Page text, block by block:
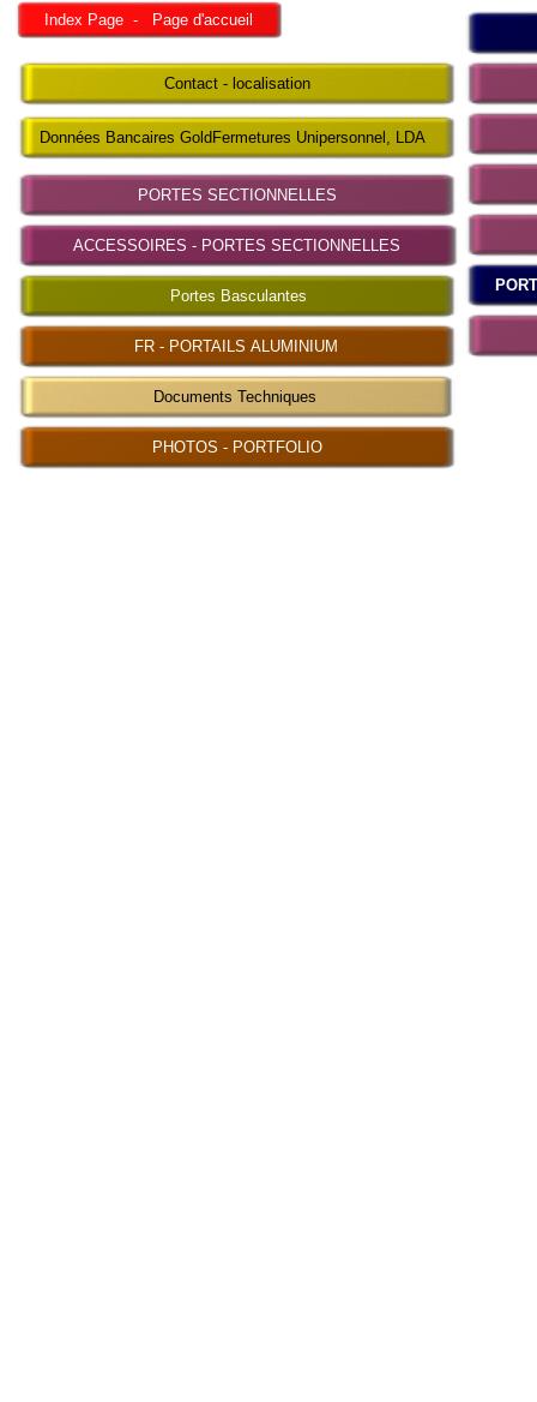
Index Page - Page d'accueil
Données Bancaires GoldFermetures Unipersonnel, LDA
PHOTOS - PORTFOLIO
Contact - localisation
Portes Basculantes
Documents Techniques
PORTES SECTIONNELLES
FR - PORTAILS ALUMINIUM
ACCESSOIRES - PORTES SECTIONNELLES